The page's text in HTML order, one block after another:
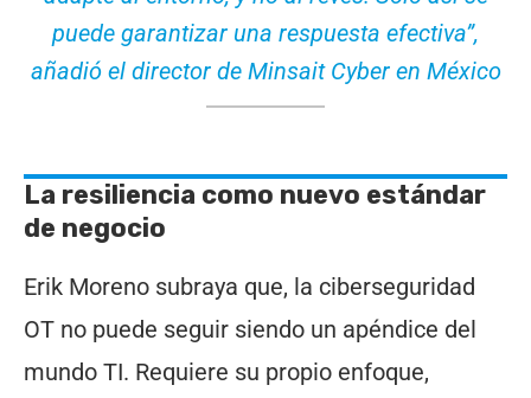
puede garantizar una respuesta efectiva”,
añadió el director de Minsait Cyber en México
La resiliencia como nuevo estándar
de negocio
Erik Moreno subraya que, la ciberseguridad
OT no puede seguir siendo un apéndice del
mundo TI. Requiere su propio enfoque,